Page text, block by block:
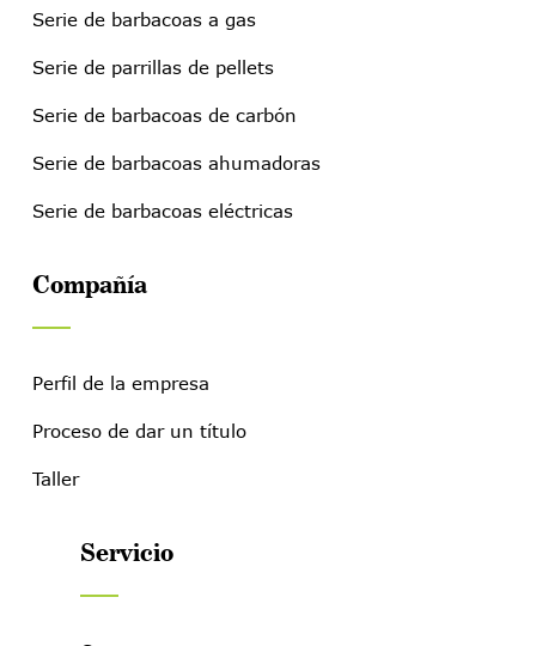
Serie de barbacoas a gas
Serie de parrillas de pellets
Serie de barbacoas de carbón
Serie de barbacoas ahumadoras
Serie de barbacoas eléctricas
Compañía
Perfil de la empresa
Proceso de dar un título
Taller
Servicio